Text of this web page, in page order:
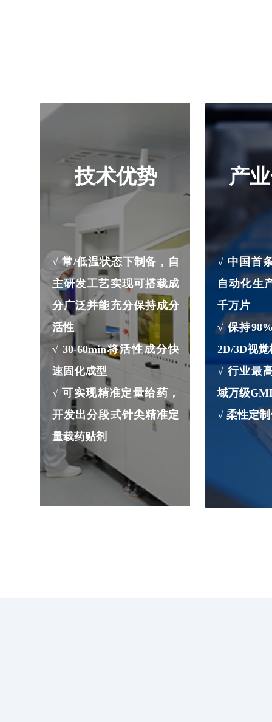
技术优势 产
√ 常/低温状态下制备，自
主研发工艺实现可搭载成
分广泛并能充分保持成分
活性
√ 30-60min将活性成分快
速固化成型
√ 可实现精准定量给药，
开发出分段式针尖精准定
量载药贴剂
√ 中国首
自动化生
千万片
√ 保持
2D/3D视
√ 行业最
域万级
√ 柔性定